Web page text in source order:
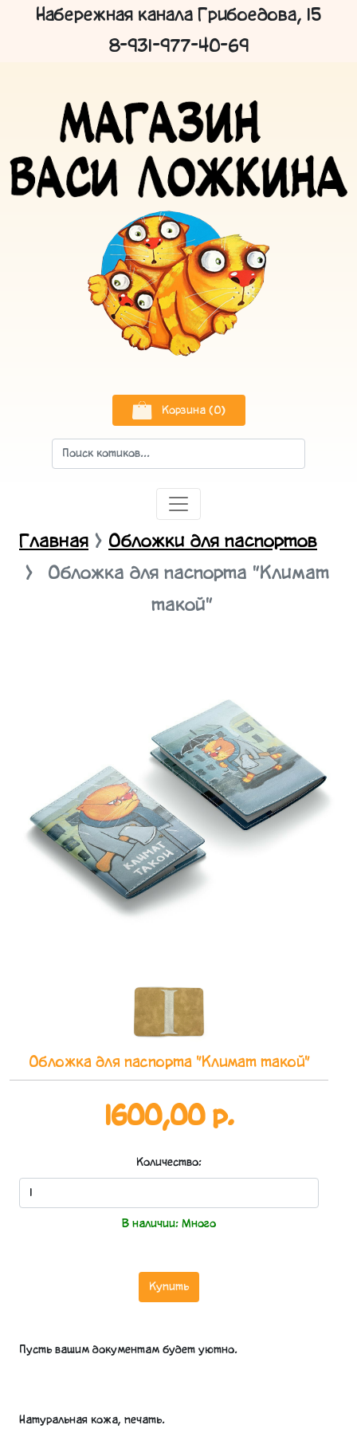
Набережная канала Грибоедова, 15
8-931-977-40-69
Корзина (0)
Главная
Обложки для паспортов
Обложка для паспорта "Климат
такой"
Обложка для паспорта "Климат такой"
1600,00 р.
Количество:
В наличии: Много
Купить
Пусть вашим документам будет уютно.
Натуральная кожа, печать.